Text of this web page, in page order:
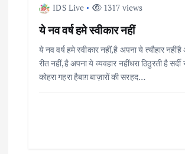
IDS Live 1317 views
ये नव वर्ष हमे स्वीकार नहीं
ये नव वर्ष हमे स्वीकार नहीं,है अपना ये त्यौहार
रीत नहीं,है अपना ये व्यवहार नहींधरा ठिठुरती है
कोहरा गहरा हैबाग़ बाज़ारों की सरहद…